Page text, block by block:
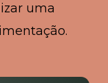
uma